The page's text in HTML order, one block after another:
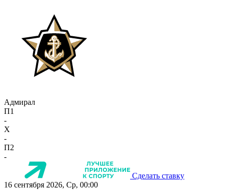
Адмирал
П1
-
X
-
П2
-
Сделать ставку
16 сентября 2026, Ср, 00:00